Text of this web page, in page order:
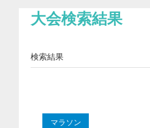
大会検索結果
検索結果
マラソン